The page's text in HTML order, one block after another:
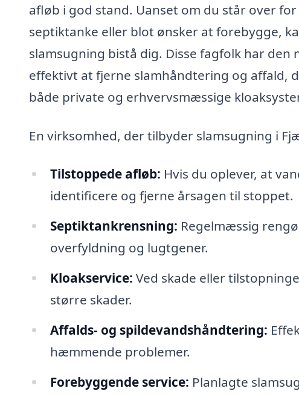
afløb i god stand. Uanset om du står over
septiktanke eller blot ønsker at forebygge,
slamsugning bistå dig. Disse fagfolk har
effektivt at fjerne slamhåndtering og affald,
både private og erhvervsmæssige
En virksomhed, der tilbyder slamsugning i
Tilstoppede afløb: Hvis du oplever, at
identificere og fjerne årsagen til stoppet.
Septiktankrensning: Regelmæssig
overfyldning og lugtgener.
Kloakservice: Ved skade eller
større skader.
Affalds- og spildevandshåndtering:
hæmmende problemer.
Forebyggende service: Planlagte